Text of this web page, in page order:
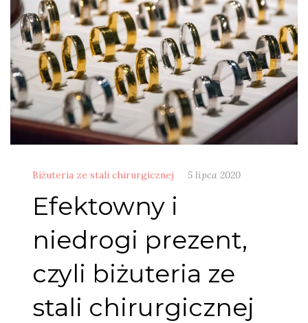
Biżuteria ze stali chirurgicznej 5 lipca 2020
Efektowny i
niedrogi prezent,
czyli biżuteria ze
stali chirurgicznej